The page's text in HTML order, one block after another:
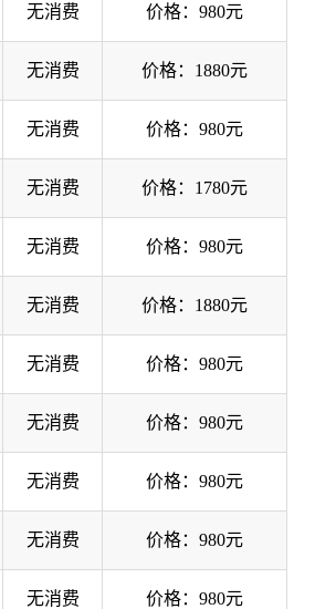
无消费 价格：980元
无消费 价格：1880元
无消费 价格：980元
无消费 价格：1780元
无消费 价格：980元
无消费 价格：1880元
无消费 价格：980元
无消费 价格：980元
无消费 价格：980元
无消费 价格：980元
无消费 价格：980元